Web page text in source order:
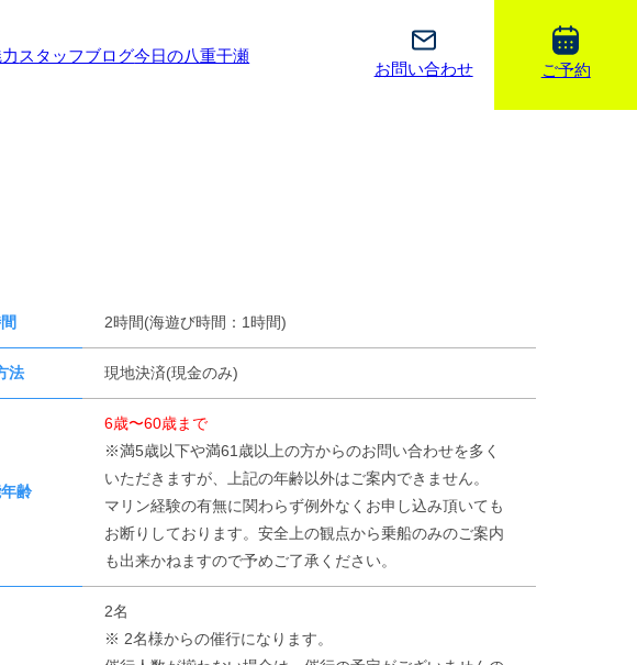
スタッフブログ今日の八重干瀬
お問い合わせ ご予約
2時間(海遊び時間：1時間)
法 現地決済(現金のみ)
齢
6歳〜60歳まで
※満5歳以下や満61歳以上の方からのお問い合わせを多く
いただきますが、上記の年齢以外はご案内できません。
マリン経験の有無に関わらず例外なくお申し込み頂いても
お断りしております。安全上の観点から乗船のみのご案内
も出来かねますので予めご了承ください。
2名
※ 2名様からの催行になります。